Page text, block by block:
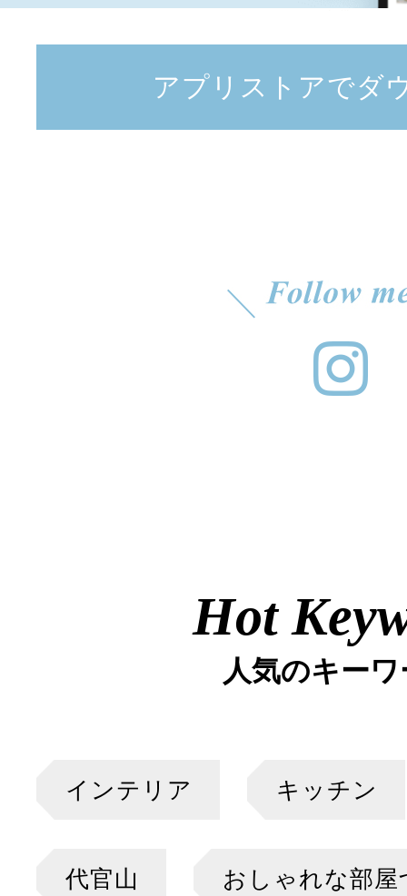
アプリストアでダ
Hot
人気のキー
インテリア キッチン
代官山 おしゃれな部屋